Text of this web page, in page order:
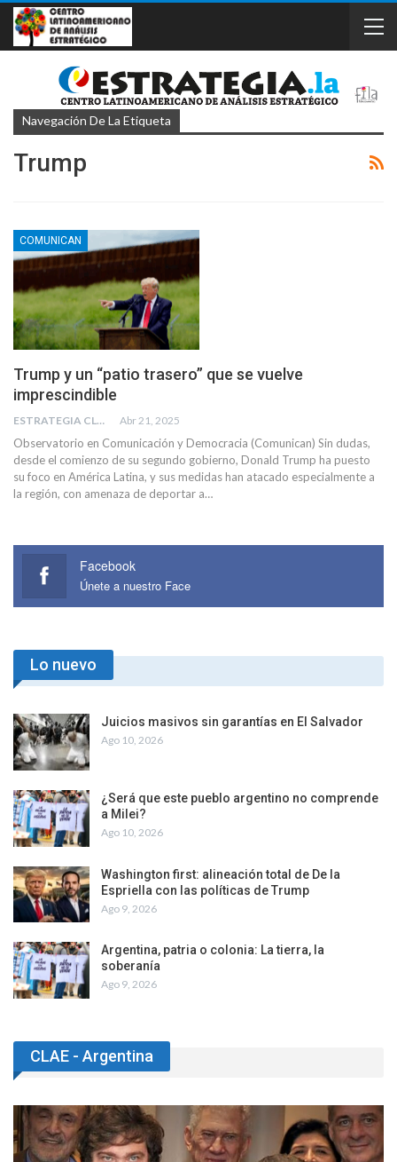
Navegación De La Etiqueta
Trump
COMUNICAN
Trump y un “patio trasero” que se vuelve
imprescindible
ESTRATEGIA CLAE Abr 21, 2025
Observatorio en Comunicación y Democracia (Comunican) Sin dudas,
desde el comienzo de su segundo gobierno, Donald Trump ha puesto
su foco en América Latina, y sus medidas han atacado especialmente a
la región, con amenaza de deportar a…
Facebook
Únete a nuestro Face
Lo nuevo
Juicios masivos sin garantías en El Salvador
Ago 10, 2026
¿Será que este pueblo argentino no comprende
a Milei?
Ago 10, 2026
Washington first: alineación total de De la
Espriella con las políticas de Trump
Ago 9, 2026
Argentina, patria o colonia: La tierra, la
soberanía
Ago 9, 2026
CLAE - Argentina